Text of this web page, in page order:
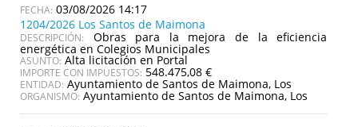
03/08/2026 14:17
1204/2026 Los Santos de Maimona
DESCRIPCIÓN: Obras para la mejora de la eficiencia
energética en Colegios Municipales
ASUNTO: Alta licitación en Portal
IMPORTE CON IMPUESTOS: 548.475,08 €
ENTIDAD: Ayuntamiento de Santos de Maimona, Los
ORGANISMO: Ayuntamiento de Santos de Maimona, Los